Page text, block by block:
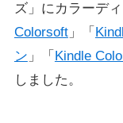
ズ」にカラーデ
Colorsoft」「
ン 」「 Kindle
しました。